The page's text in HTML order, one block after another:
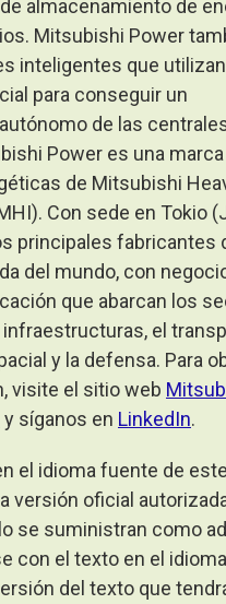
almacenamiento de
Mitsubishi Power
inteligentes que
para conseguir un
de las
Power es una
de Mitsubishi
Con sede en Tokio
principales fabricantes
del mundo, con
que abarcan los
infraestructuras, el
y la defensa. Para
visite el sitio web
y síganos en LinkedIn.
el idioma fuente de este
versión oficial
se suministran como
con el texto en el
del texto que